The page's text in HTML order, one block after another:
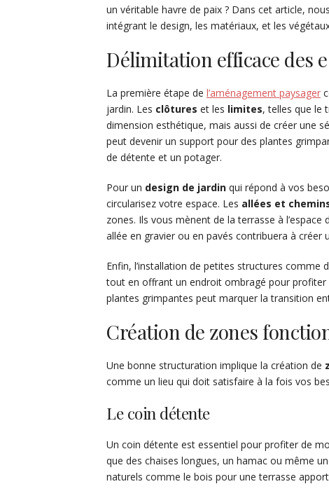
un véritable havre de paix ? Dans cet article,
intégrant le design, les matériaux, et les
Délimitation efficace des
La première étape de l’aménagement paysager
jardin. Les clôtures et les limites, telles que le
dimension esthétique, mais aussi de créer une
peut devenir un support pour des plantes
de détente et un potager.
Pour un design de jardin qui répond à vos
circularisez votre espace. Les allées et
zones. Ils vous mènent de la terrasse à
allée en gravier ou en pavés contribuera à
Enfin, l’installation de petites structures
tout en offrant un endroit ombragé pour profiter
plantes grimpantes peut marquer la transition
Création de zones
Une bonne structuration implique la création de
comme un lieu qui doit satisfaire à la fois vos
Le coin détente
Un coin détente est essentiel pour profiter de
que des chaises longues, un hamac ou même
naturels comme le bois pour une terrasse